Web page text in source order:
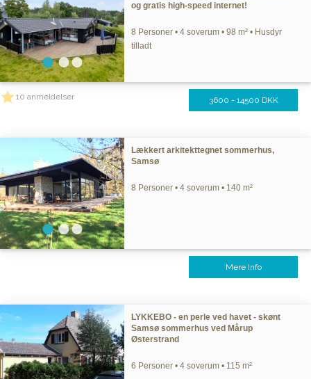
og gratis high-speed internet!
8 Personer • 4 soverum • 98 m² • Husdyr
tilladt
10 anmeldelser 3600 - 14500 DKK
Lækkert arkitekttegnet sommerhus,
Samsø
8 Personer • 4 soverum • 140 m²
Mere Info
LYKKEBO - en perle ved havet - skønt
Samsø sommerhus ved Mårup
Østerstrand
6 Personer • 4 soverum • 115 m²